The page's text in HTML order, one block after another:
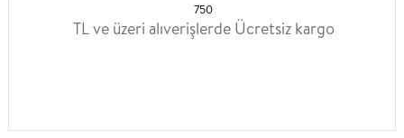
750
TL ve üzeri alıverişlerde Ücretsiz kargo